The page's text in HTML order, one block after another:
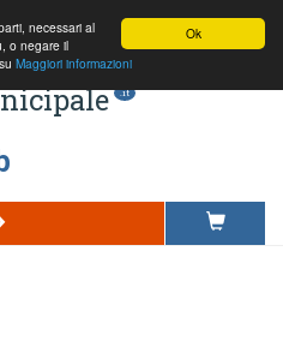
Ok
necessari al
o negare il
Maggiori informazioni
.it